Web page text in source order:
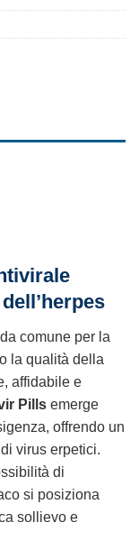
comune per la
la qualità della
affidabile e
Pills emerge
offrendo un
virus erpetici.
di
si posiziona
sollievo e